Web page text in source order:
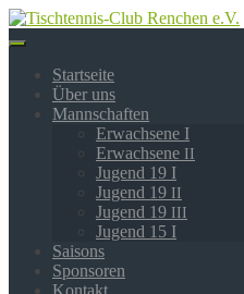
Springe
zum
Startseite
Über uns
Mannschaften
Erwachsene I
Erwachsene II
Jugend 19 I
Jugend 19 II
Jugend 19 III
Jugend 15 I
Saisons
Sponsoren
Kontakt